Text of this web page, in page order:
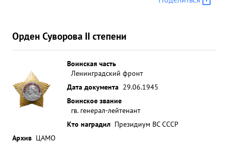
Орден Суворова II степени
Воинская часть
Ленинградский фронт
Дата документа 29.06.1945
Воинское звание
гв. генерал-лейтенант
Кто наградил Президиум ВС СССР
Архив ЦАМО